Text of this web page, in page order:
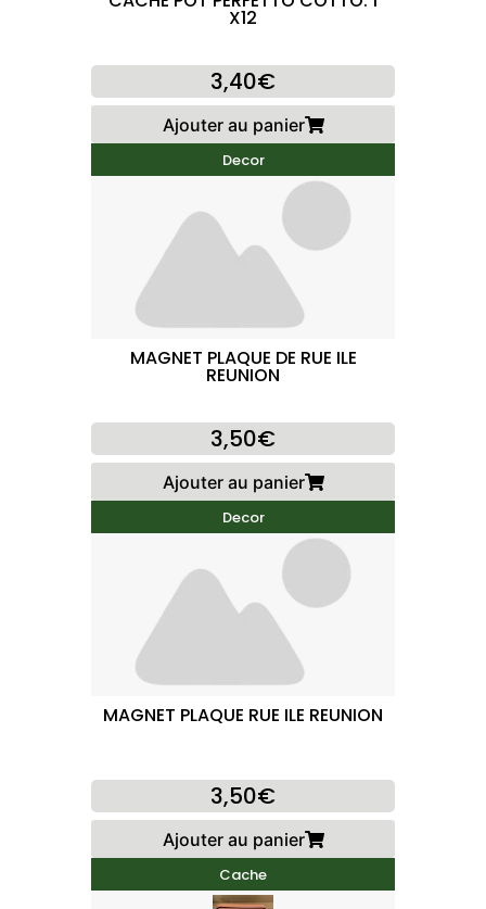
X12
3,40€
Ajouter au panier
Decor
MAGNET PLAQUE DE RUE ILE
REUNION
3,50€
Ajouter au panier
Decor
MAGNET PLAQUE RUE ILE REUNION
3,50€
Ajouter au panier
Cache